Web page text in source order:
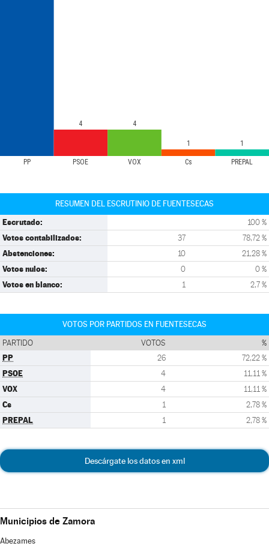
PP PSOE VOX Cs PREPAL
4 4
1 1
RESUMEN DEL ESCRUTINIO DE FUENTESECAS
Escrutado: 100 %
Votos contabilizados: 37 78,72 %
Abstenciones: 10 21,28 %
Votos nulos: 0 0 %
Votos en blanco: 1 2,7 %
VOTOS POR PARTIDOS EN FUENTESECAS
PARTIDO VOTOS %
PP 26 72,22 %
PSOE 4 11,11 %
VOX 4 11,11 %
Cs 1 2,78 %
PREPAL 1 2,78 %
Descárgate los datos en xml
Municipios de Zamora
Abezames